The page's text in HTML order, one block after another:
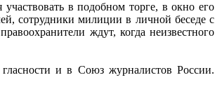
участвовать в подобном торге, в окно его
сотрудники милиции в личной беседе с
ждут, когда неизвестного
и в Союз журналистов России.